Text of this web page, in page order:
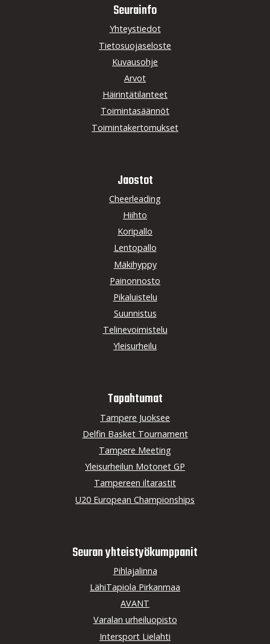
Seurainfo
Yhteystiedot
Tietosuojaseloste
Kuvausohje
Arvot
Häirintätilanteet
Toimintasäännöt
Toimintakertomukset
Jaostot
Cheerleading
Hiihto
Koripallo
Lentopallo
Mäkihyppy
Painonnosto
Pikaluistelu
Suunnistus
Telinevoimistelu
Yleisurheilu
Tapahtumat
Tampere Juoksee
Delfin Basket Tournament
Tampere Meeting
Yleisurheilun Motonet GP
Tampereen iltarastit
U20 European Championships
Seuran yhteistyö­kumppanit
Pihlajalinna
LähiTapiola Pirkanmaa
AVANT
Varalan urheiluopisto
Intersport Lielahti